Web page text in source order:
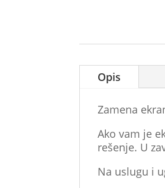
Opis
Zamena
Ako vam je
rešenje. U
Na uslugu i